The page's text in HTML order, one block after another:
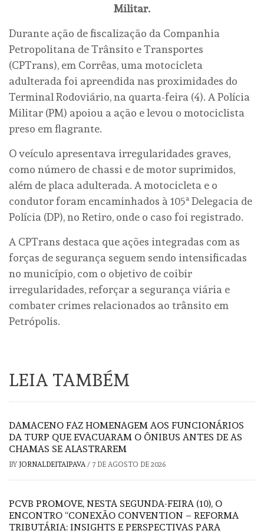
Militar.
Durante ação de fiscalização da Companhia
Petropolitana de Trânsito e Transportes
(CPTrans), em Corrêas, uma motocicleta
adulterada foi apreendida nas proximidades do
Terminal Rodoviário, na quarta-feira (4). A Polícia
Militar (PM) apoiou a ação e levou o motociclista
preso em flagrante.
O veículo apresentava irregularidades graves,
como número de chassi e de motor suprimidos,
além de placa adulterada. A motocicleta e o
condutor foram encaminhados à 105ª Delegacia de
Polícia (DP), no Retiro, onde o caso foi registrado.
A CPTrans destaca que ações integradas com as
forças de segurança seguem sendo intensificadas
no município, com o objetivo de coibir
irregularidades, reforçar a segurança viária e
combater crimes relacionados ao trânsito em
Petrópolis.
LEIA TAMBÉM
DAMACENO FAZ HOMENAGEM AOS FUNCIONÁRIOS
DA TURP QUE EVACUARAM O ÔNIBUS ANTES DE AS
CHAMAS SE ALASTRAREM
BY JORNALDEITAIPAVA/ 7 DE AGOSTO DE 2026
PCVB PROMOVE, NESTA SEGUNDA-FEIRA (10), O
ENCONTRO “CONEXÃO CONVENTION – REFORMA
TRIBUTÁRIA: INSIGHTS E PERSPECTIVAS PARA